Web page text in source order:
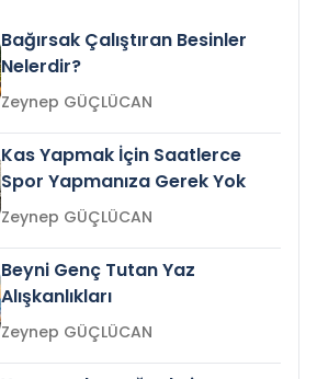
Bağırsak Çalıştıran Besinler
Nelerdir?
Zeynep GÜÇLÜCAN
Kas Yapmak İçin Saatlerce
Spor Yapmanıza Gerek Yok
Zeynep GÜÇLÜCAN
Beyni Genç Tutan Yaz
Alışkanlıkları
Zeynep GÜÇLÜCAN